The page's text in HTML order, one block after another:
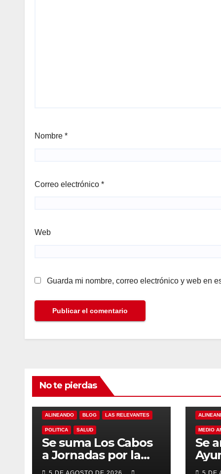
Nombre *
Correo electrónico *
Web
Guarda mi nombre, correo electrónico y web en
No te pierdas
ALINEANDO BLOG LAS RELEVANTES
POLITICA SALUD
Se suma Los Cabos
a Jornadas por la
Paz con
MEDIO
Se
Los